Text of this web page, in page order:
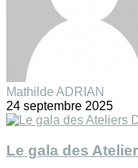
Mathilde ADRIAN
24 septembre 2025
Le gala des